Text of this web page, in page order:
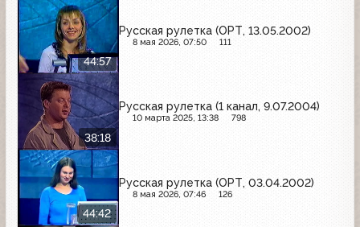
44:57
Русская рулетка (ОРТ, 13.05.2002)
8 мая 2026, 07:50 111
38:18
Русская рулетка (1 канал, 9.07.2004)
10 марта 2025, 13:38 798
44:42
Русская рулетка (ОРТ, 03.04.2002)
8 мая 2026, 07:46 126